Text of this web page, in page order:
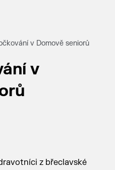
v Domově seniorů
v
z břeclavské